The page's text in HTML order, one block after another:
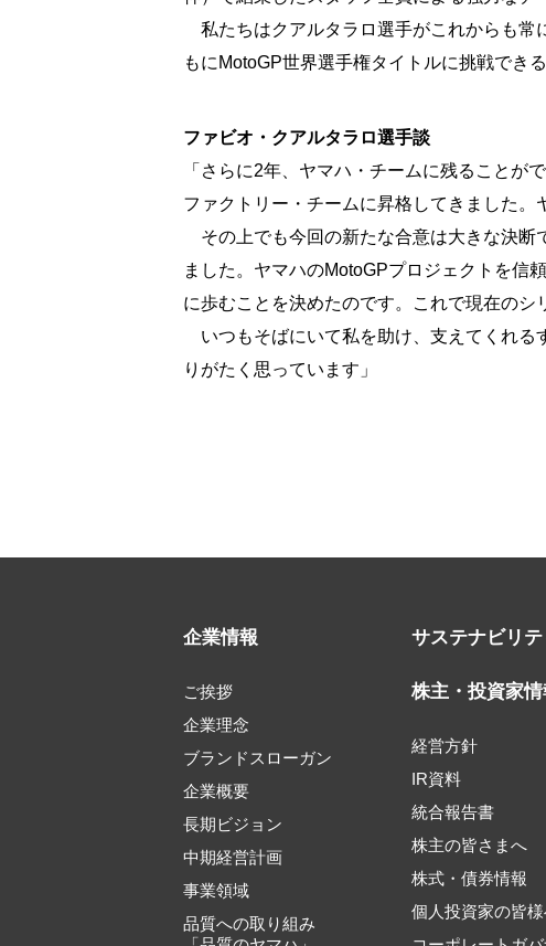
私たちはクアルタラロ選手がこれからも常
もにMotoGP世界選手権タイトルに挑戦でき
ファビオ・クアルタラロ選手談
「さらに2年、ヤマハ・チームに残ることが
ファクトリー・チームに昇格してきました。
その上でも今回の新たな合意は大きな決断
ました。ヤマハのMotoGPプロジェクトを信
に歩むことを決めたのです。これで現在のシ
いつもそばにいて私を助け、支えてくれる
りがたく思っています」
企業情報
ご挨拶
企業理念
ブランドスローガン
企業概要
長期ビジョン
中期経営計画
事業領域
品質への取り組み
サステナビリテ
株主・投資家情
経営方針
IR資料
統合報告書
株主の皆さまへ
株式・債券情報
個人投資家の皆